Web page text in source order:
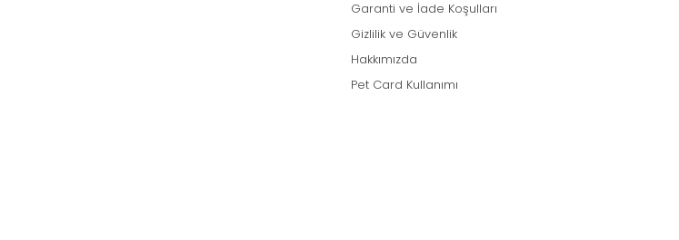
Garanti ve İade Koşulları
Gizlilik ve Güvenlik
Hakkımızda
Pet Card Kullanımı